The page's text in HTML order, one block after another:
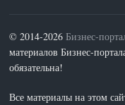
© 2014-2026Бизнес-
материалов Бизнес-
обязательна!
Все материалы на этом